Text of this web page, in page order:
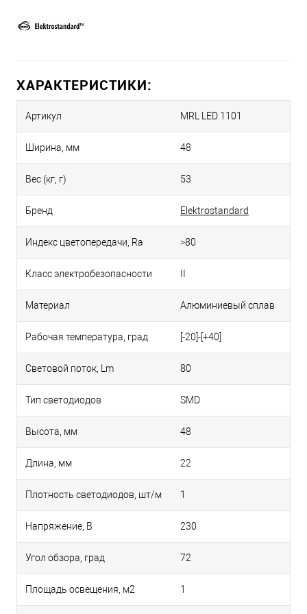
ХАРАКТЕРИСТИКИ:
Артикул MRL LED 1101
Ширина, мм 48
Вес (кг, г) 53
Бренд Elektrostandard
Индекс цветопередачи, Ra >80
Класс электробезопасности
Материал Алюминиевый сплав
Рабочая температура, град [-20]-[+40]
Световой поток, Lm 80
Тип светодиодов SMD
Высота, мм 48
Длина, мм 22
Плотность светодиодов, шт/м 1
Напряжение, В 230
Угол обзора, град 72
Площадь освещения, м2 1